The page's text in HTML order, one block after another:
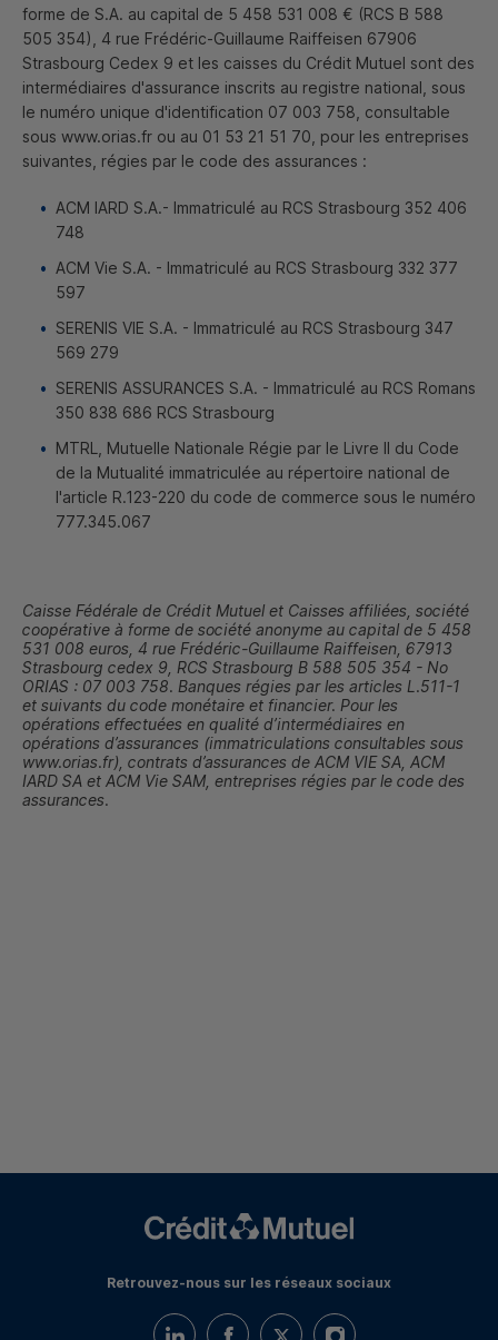
forme de S.A. au capital de 5 458 531 008 € (RCS B 588
505 354), 4 rue Frédéric-Guillaume Raiffeisen 67906
Strasbourg Cedex 9 et les caisses du Crédit Mutuel sont des
intermédiaires d'assurance inscrits au registre national, sous
le numéro unique d'identification 07 003 758, consultable
sous www.orias.fr ou au 01 53 21 51 70, pour les entreprises
suivantes, régies par le code des assurances :
ACM IARD S.A.- Immatriculé au RCS Strasbourg 352 406
748
ACM Vie S.A. - Immatriculé au RCS Strasbourg 332 377
597
SERENIS VIE S.A. - Immatriculé au RCS Strasbourg 347
569 279
SERENIS ASSURANCES S.A. - Immatriculé au RCS Romans
350 838 686 RCS Strasbourg
MTRL
, Mutuelle Nationale Régie par le Livre II du Code
de la Mutualité immatriculée au répertoire national de
l'article R.123-220 du code de commerce sous le numéro
777.345.067
Caisse Fédérale de Crédit Mutuel et Caisses affiliées, société
coopérative à forme de société anonyme au capital de 5 458
531 008 euros, 4 rue Frédéric-Guillaume Raiffeisen, 67913
Strasbourg cedex 9, RCS Strasbourg B 588 505 354 - No
ORIAS : 07 003 758. Banques régies par les articles L.511-1
et suivants du code monétaire et financier. Pour les
opérations effectuées en qualité d’intermédiaires en
opérations d’assurances (immatriculations consultables sous
www.orias.fr), contrats d’assurances de ACM VIESA ACM
IARD SA et ACM Vie SAM, entreprises régies par le code des
assurances.
Retrouvez-nous sur les réseaux sociaux
Retrouvez-nous sur LinkedIn
Retrouvez-nous sur Facebook
Retrouvez-nous sur Twitter
Retrouvez-nous sur